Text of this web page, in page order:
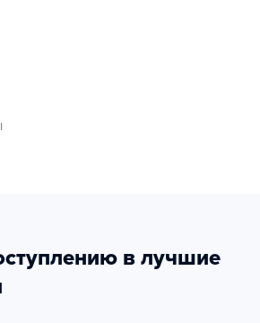
в лучшие